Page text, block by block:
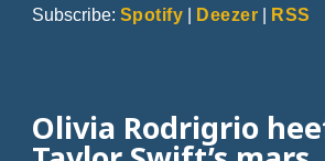
Subscribe: Spotify | Deezer | RSS
Olivia Rodrigrio